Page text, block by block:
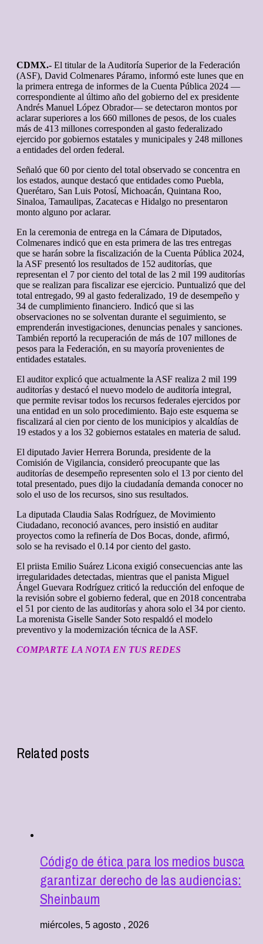
CDMX.- El titular de la Auditoría Superior de la Federación
(ASF), David Colmenares Páramo, informó este lunes que en
la primera entrega de informes de la Cuenta Pública 2024 —
correspondiente al último año del gobierno del ex presidente
Andrés Manuel López Obrador— se detectaron montos por
aclarar superiores a los 660 millones de pesos, de los cuales
más de 413 millones corresponden al gasto federalizado
ejercido por gobiernos estatales y municipales y 248 millones
a entidades del orden federal.
Señaló que 60 por ciento del total observado se concentra en
los estados, aunque destacó que entidades como Puebla,
Querétaro, San Luis Potosí, Michoacán, Quintana Roo,
Sinaloa, Tamaulipas, Zacatecas e Hidalgo no presentaron
monto alguno por aclarar.
En la ceremonia de entrega en la Cámara de Diputados,
Colmenares indicó que en esta primera de las tres entregas
que se harán sobre la fiscalización de la Cuenta Pública 2024,
la ASF presentó los resultados de 152 auditorías, que
representan el 7 por ciento del total de las 2 mil 199 auditorías
que se realizan para fiscalizar ese ejercicio. Puntualizó que del
total entregado, 99 al gasto federalizado, 19 de desempeño y
34 de cumplimiento financiero. Indicó que si las
observaciones no se solventan durante el seguimiento, se
emprenderán investigaciones, denuncias penales y sanciones.
También reportó la recuperación de más de 107 millones de
pesos para la Federación, en su mayoría provenientes de
entidades estatales.
El auditor explicó que actualmente la ASF realiza 2 mil 199
auditorías y destacó el nuevo modelo de auditoría integral,
que permite revisar todos los recursos federales ejercidos por
una entidad en un solo procedimiento. Bajo este esquema se
fiscalizará al cien por ciento de los municipios y alcaldías de
19 estados y a los 32 gobiernos estatales en materia de salud.
El diputado Javier Herrera Borunda, presidente de la
Comisión de Vigilancia, consideró preocupante que las
auditorías de desempeño representen solo el 13 por ciento del
total presentado, pues dijo la ciudadanía demanda conocer no
solo el uso de los recursos, sino sus resultados.
La diputada Claudia Salas Rodríguez, de Movimiento
Ciudadano, reconoció avances, pero insistió en auditar
proyectos como la refinería de Dos Bocas, donde, afirmó,
solo se ha revisado el 0.14 por ciento del gasto.
El priista Emilio Suárez Licona exigió consecuencias ante las
irregularidades detectadas, mientras que el panista Miguel
Ángel Guevara Rodríguez criticó la reducción del enfoque de
la revisión sobre el gobierno federal, que en 2018 concentraba
el 51 por ciento de las auditorías y ahora solo el 34 por ciento.
La morenista Giselle Sander Soto respaldó el modelo
preventivo y la modernización técnica de la ASF.
COMPARTE LA NOTA EN TUS REDES
Related posts
Código de ética para los medios busca
garantizar derecho de las audiencias:
Sheinbaum
miércoles, 5 agosto , 2026